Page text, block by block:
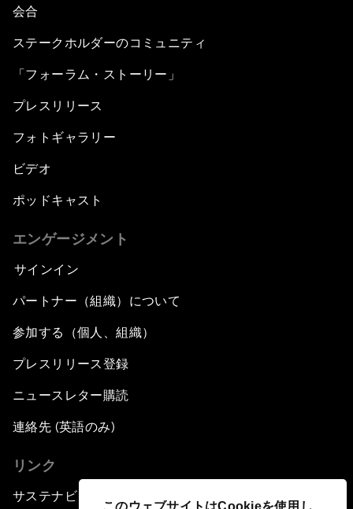
このウェブサイトはCookieを使用し
会合
ステークホルダーのコミュニティ
「フォーラム・ストーリー」
プレスリリース
フォトギャラリー
ビデオ
ポッドキャスト
エンゲージメント
サインイン
パートナー（組織）について
参加する（個人、組織）
プレスリリース登録
ニュースレター購読
連絡先 (英語のみ)
リンク
サステナビリティへの取り組み